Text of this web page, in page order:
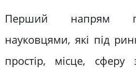
Перший напрям
науковцями, які під
простір, місце, сферу